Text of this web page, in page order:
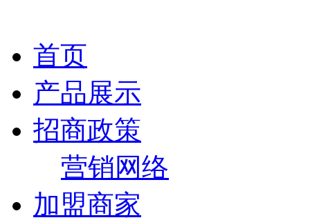
首页
产品展示
招商政策
营销网络
加盟商家